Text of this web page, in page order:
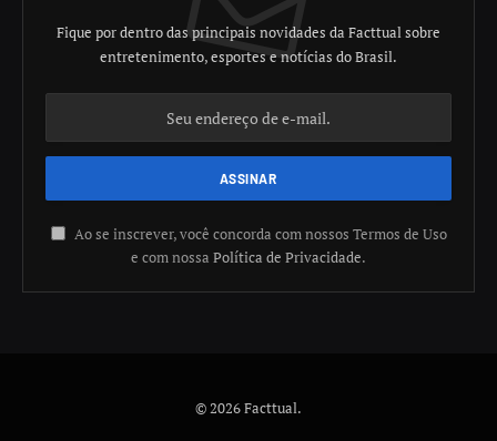
Fique por dentro das principais novidades da Facttual sobre
entretenimento, esportes e notícias do Brasil.
Ao se inscrever, você concorda com nossos Termos de Uso
e com nossa Política de Privacidade.
© 2026 Facttual.